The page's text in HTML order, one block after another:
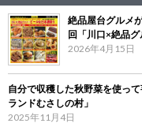
絶品屋台グルメ
回「川口×絶品
2026年4月15日
自分で収穫した秋野菜を使っ
ランドむさしの村」
2025年11月4日